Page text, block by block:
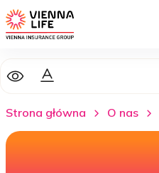
Strona główna O nas